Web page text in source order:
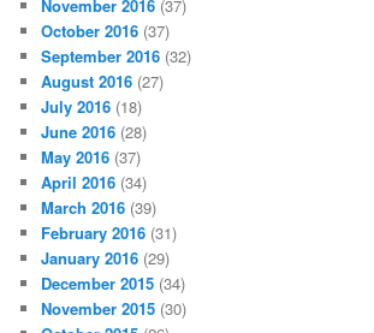
November 2016 (37)
October 2016 (37)
September 2016 (32)
August 2016 (27)
July 2016 (18)
June 2016 (28)
May 2016 (37)
April 2016 (34)
March 2016 (39)
February 2016 (31)
January 2016 (29)
December 2015 (34)
November 2015 (30)